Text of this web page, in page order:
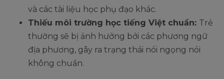
và các tài liệu học phụ đạo khác.
Thiếu môi trường học tiếng Việt chuẩn: Trẻ
thường sẽ bị ảnh hưởng bởi các phương ngữ
địa phương, gây ra trạng thái nói ngọng nói
không chuẩn.